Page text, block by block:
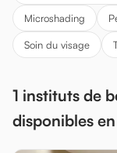
Microshading
Soin du visage
1 instituts de
disponibles